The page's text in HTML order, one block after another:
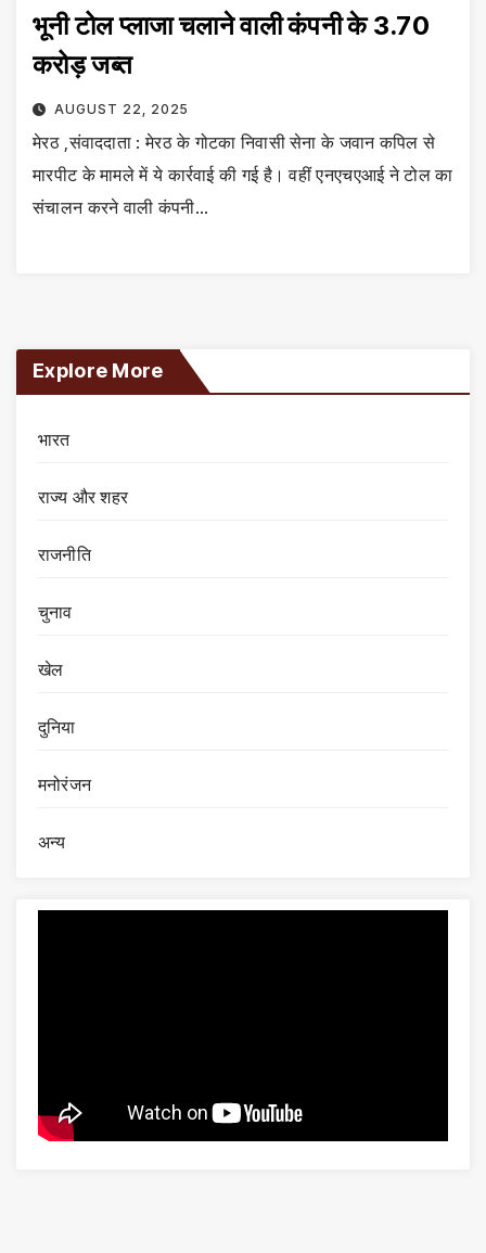
भूनी टोल प्लाजा चलाने वाली कंपनी के 3.70
करोड़ जब्त
AUGUST 22, 2025
मेरठ ,संवाददाता : मेरठ के गोटका निवासी सेना के जवान कपिल से
मारपीट के मामले में ये कार्रवाई की गई है। वहीं एनएचएआई ने टोल का
संचालन करने वाली कंपनी…
Explore More
भारत
राज्य और शहर
राजनीति
चुनाव
खेल
दुनिया
मनोरंजन
अन्य